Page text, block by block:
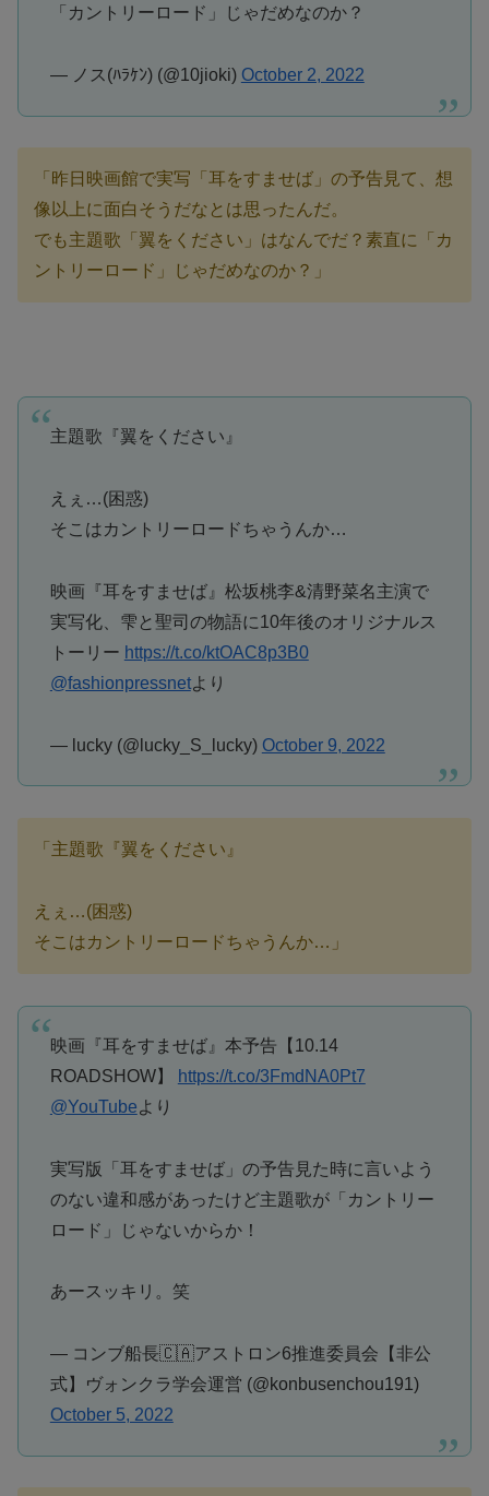
「カントリーロード」じゃだめなのか？
— ノス(ﾊﾗｹﾝ) (@10jioki) October 2, 2022
「昨日映画館で実写「耳をすませば」の予告見て、想
像以上に面白そうだなとは思ったんだ。
でも主題歌「翼をください」はなんでだ？素直に「カ
ントリーロード」じゃだめなのか？」
主題歌『翼をください』
えぇ…(困惑)
そこはカントリーロードちゃうんか…
映画『耳をすませば』松坂桃李&清野菜名主演で
実写化、雫と聖司の物語に10年後のオリジナルス
トーリー https://t.co/ktOAC8p3B0
@fashionpressnetより
— lucky (@lucky_S_lucky) October 9, 2022
「主題歌『翼をください』
えぇ…(困惑)
そこはカントリーロードちゃうんか…」
映画『耳をすませば』本予告【10.14
ROADSHOW】
https://t.co/3FmdNA0Pt7
@YouTubeより
実写版「耳をすませば」の予告見た時に言いよう
のない違和感があったけど主題歌が「カントリー
ロード」じゃないからか！
あースッキリ。笑
— コンブ船長🇨🇦アストロン6推進委員会【非公
式】ヴォンクラ学会運営 (@konbusenchou191)
October 5, 2022